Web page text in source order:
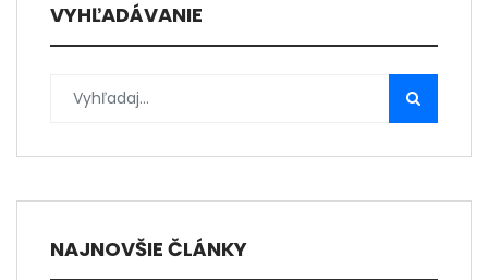
VYHĽADÁVANIE
NAJNOVŠIE ČLÁNKY